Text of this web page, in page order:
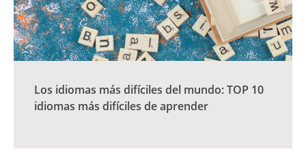
Los idiomas más difíciles del mundo: TOP 10
idiomas más difíciles de aprender